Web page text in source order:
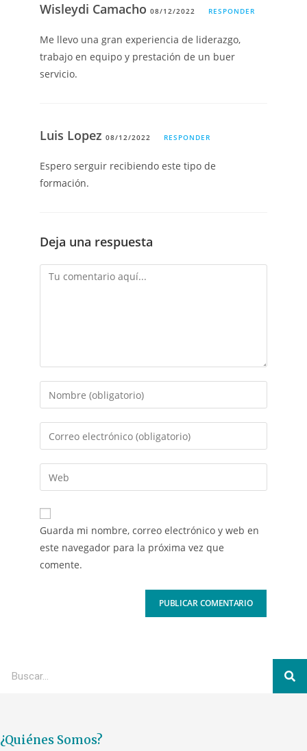
Wisleydi Camacho08/12/2022 RESPONDER
Me llevo una gran experiencia de liderazgo,
trabajo en equipo y prestación de un buer
servicio.
Luis Lopez08/12/2022 RESPONDER
Espero serguir recibiendo este tipo de
formación.
Deja una respuesta
Guarda mi nombre, correo electrónico y web en
este navegador para la próxima vez que
comente.
¿Quiénes Somos?